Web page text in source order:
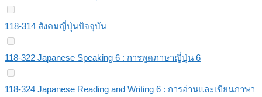
118-314 สังคมญี่ปุ่นปัจจุบัน
118-322 Japanese Speaking 6 : การพูดภาษาญี่ปุ่น 6
118-324 Japanese Reading and Writing 6 : การอ่านและเขียนภาษา